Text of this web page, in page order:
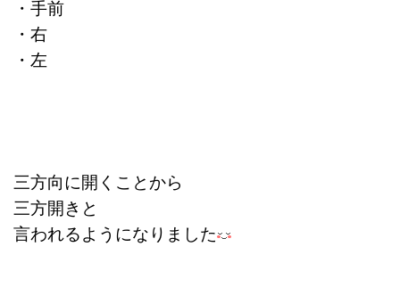
・手前
・右
・左
三方向に開くことから
三方開きと
言われるようになりました